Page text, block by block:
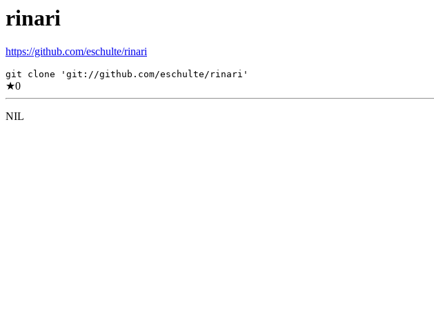
rinari
https://github.com/eschulte/rinari
git clone 'git://github.com/eschulte/rinari'
★0
NIL